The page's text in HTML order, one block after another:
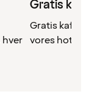
Gratis
Gratis
vores